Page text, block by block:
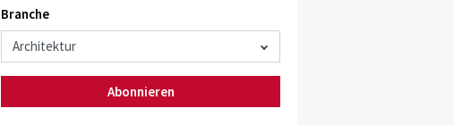
Branche
Abonnieren